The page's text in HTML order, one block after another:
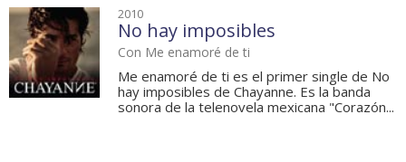
2010
No hay imposibles
Con Me enamoré de ti
Me enamoré de ti es el primer single de No
hay imposibles de Chayanne. Es la banda
sonora de la telenovela mexicana "Corazón...